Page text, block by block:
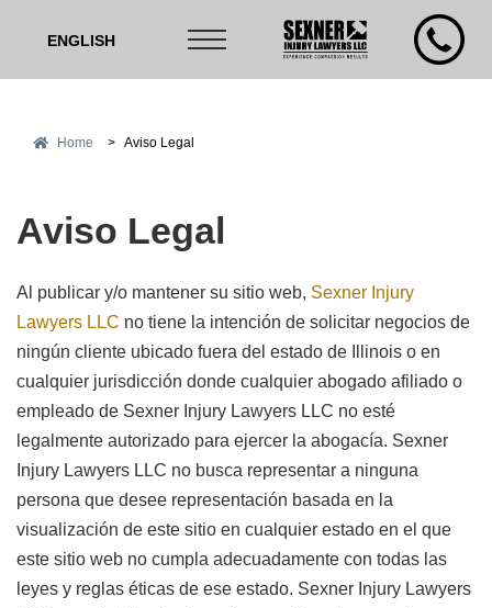
ENGLISH
Home > Aviso Legal
Aviso Legal
Al publicar y/o mantener su sitio web, Sexner Injury
Lawyers LLC no tiene la intención de solicitar negocios de
ningún cliente ubicado fuera del estado de Illinois o en
cualquier jurisdicción donde cualquier abogado afiliado o
empleado de Sexner Injury Lawyers LLC no esté
legalmente autorizado para ejercer la abogacía. Sexner
Injury Lawyers LLC no busca representar a ninguna
persona que desee representación basada en la
visualización de este sitio en cualquier estado en el que
este sitio web no cumpla adecuadamente con todas las
leyes y reglas éticas de ese estado. Sexner Injury Lawyers